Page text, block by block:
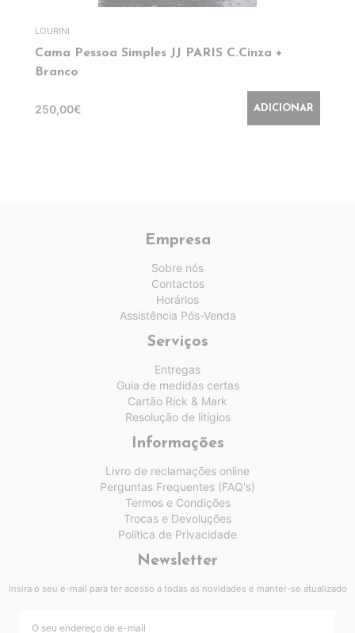
LOURINI
Cama Pessoa Simples JJ PARIS C.Cinza +
Branco
250,00€ ADICIONAR
Empresa
Sobre nós
Contactos
Horários
Assistência Pós-Venda
Serviços
Entregas
Guia de medidas certas
Cartão Rick & Mark
Resolução de litígios
Informações
Livro de reclamações online
Perguntas Frequentes (FAQ's)
Termos e Condições
Trocas e Devoluções
Política de Privacidade
Newsletter
Insira o seu e-mail para ter acesso a todas as novidades e manter-se atualizado